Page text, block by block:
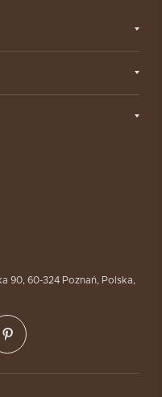
90, 60-324 Poznań, Polska,